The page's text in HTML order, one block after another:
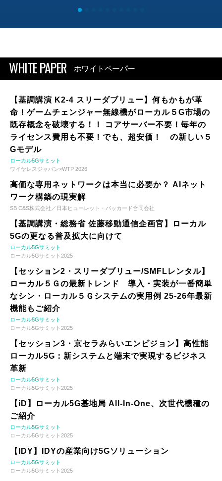
WHITE PAPER ホワイトペーパー
【基調講演 K2-4 スリーダブリュー】何もかもが革
命！ゲームチェンジャー無線機がローカル５G市場の
既存概念を破壊する！！ コアサーバー不要！毎年の
ライセンス費用も不要！でも、超安価！ の新しい５
Gモデル
ローカル5Gサミット
ワイヤレスジャパン×WTP 2026
高価な専用ネットワークは本当に必要か？ AIネット
ワーク構築の現実解
SB C&S株式会社／日本ヒューレット・パッカード合同会社
【基調講演・総務省 佐藤移動通信企画官】ローカル
5Gの更なる普及拡大に向けて
ローカル5Gサミット
ローカル5Gサミット2025
【セッション2・スリーダブリュー/SMFLレンタル】
ローカル５Ｇの最新トレンド 導入・実装が一番簡単
なシン・ローカル５Ｇシステムの実用例 25-26年最新
機能もご紹介
ローカル5Gサミット
ローカル5Gサミット2025
【セッション3・京セラみらいエンビジョン】高性能
ローカル5G：新システムと端末で実現するビジネス
革新
ローカル5Gサミット
ローカル5Gサミット2025
【iD】ローカル5G基地局 All-In-One、次世代機種の
ご紹介
ローカル5Gサミット
ローカル5Gサミット2025
【IDY】IDYの産業向け5Gソリューション
ローカル5Gサミット
ローカル5Gサミット2025